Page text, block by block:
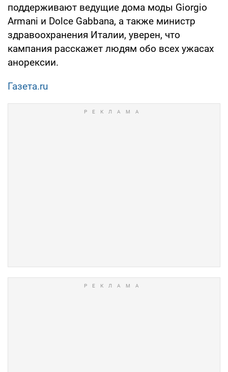
поддерживают ведущие дома моды Giorgio
Armani и Dolce Gabbana, а также министр
здравоохранения Италии, уверен, что
кампания расскажет людям обо всех ужасах
анорексии.
Газета.ru